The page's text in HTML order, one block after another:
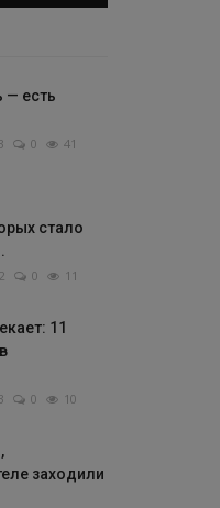
— есть
0 41
стало
0 11
11
0 10
заходили